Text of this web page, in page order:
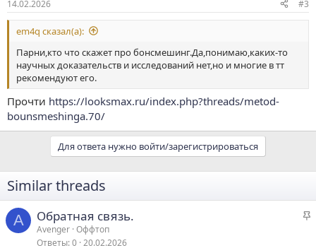
14.02.2026 #3
em4q сказал(а):
Парни,кто что скажет про бонсмешинг.Да,понимаю,каких-то
научных доказательств и исследований нет,но и многие в тт
рекомендуют его.
Прочти https://looksmax.ru/index.php?threads/metod-
bounsmeshinga.70/
Для ответа нужно войти/зарегистрироваться
Similar threads
A
З
Обратная связь.
Avenger Оффтоп
Ответы 0 20.02.2026